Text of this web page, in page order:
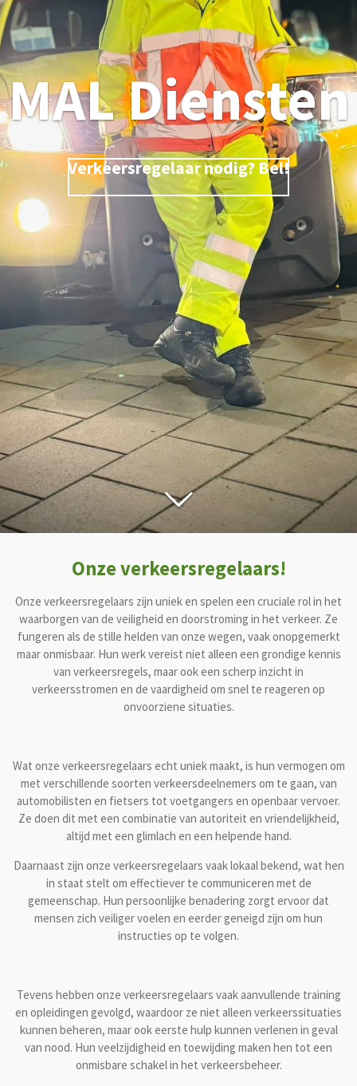
MAL Diensten
Verkeersregelaar nodig? Bel!
Onze verkeersregelaars!
Onze verkeersregelaars zijn uniek en spelen een cruciale rol in het
waarborgen van de veiligheid en doorstroming in het verkeer. Ze
fungeren als de stille helden van onze wegen, vaak onopgemerkt
maar onmisbaar. Hun werk vereist niet alleen een grondige kennis
van verkeersregels, maar ook een scherp inzicht in
verkeersstromen en de vaardigheid om snel te reageren op
onvoorziene situaties.
Wat onze verkeersregelaars echt uniek maakt, is hun vermogen om
met verschillende soorten verkeersdeelnemers om te gaan, van
automobilisten en fietsers tot voetgangers en openbaar vervoer.
Ze doen dit met een combinatie van autoriteit en vriendelijkheid,
altijd met een glimlach en een helpende hand.
Daarnaast zijn onze verkeersregelaars vaak lokaal bekend, wat hen
in staat stelt om effectiever te communiceren met de
gemeenschap. Hun persoonlijke benadering zorgt ervoor dat
mensen zich veiliger voelen en eerder geneigd zijn om hun
instructies op te volgen.
Tevens hebben onze verkeersregelaars vaak aanvullende training
en opleidingen gevolgd, waardoor ze niet alleen verkeerssituaties
kunnen beheren, maar ook eerste hulp kunnen verlenen in geval
van nood. Hun veelzijdigheid en toewijding maken hen tot een
onmisbare schakel in het verkeersbeheer.